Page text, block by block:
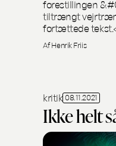
forestillingen
tiltrængt
fortættede
Af Henrik Friis
kritik 08.11.2021
Ikke helt